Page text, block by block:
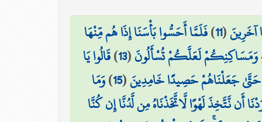
آخَرِينَ(
11
)فَلَمَّا أَحَسُّوا بَأْسَنَا إِذَا هُم مِّنْهَا
وَمَسَاكِنِكُمْ لَعَلَّكُمْ تُسْأَلُونَ(
13
)قَالُوا يَا
جَعَلْنَاهُمْ حَصِيدًا خَامِدِينَ(
15
)وَمَا
أَن نَّتَّخِذَ لَهْوًا لَّاتَّخَذْنَاهُ مِن لَّدُنَّا إِن كُنَّا